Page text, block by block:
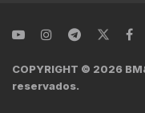
COPYRIGHT © 2026
reservados.